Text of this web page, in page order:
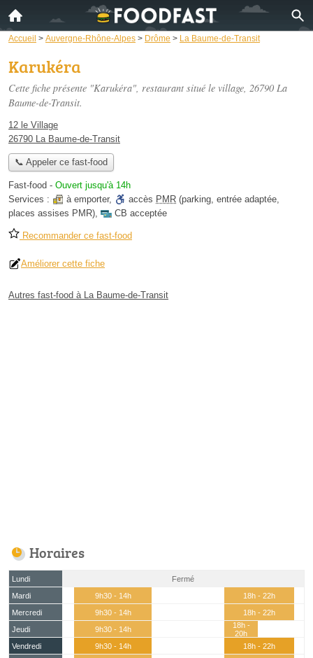
Accueil > Auvergne-Rhône-Alpes > Drôme > La Baume-de-Transit
Karukéra
Cette fiche présente "Karukéra", restaurant situé le village, 26790 La
Baume-de-Transit.
12 le Village
26790 La Baume-de-Transit
📞 Appeler ce fast-food
Fast-food - Ouvert jusqu'à 14h
Services :
à emporter, accès PMR (parking, entrée adaptée,
places assises PMR), CB acceptée
Recommander ce fast-food
Améliorer cette fiche
Autres fast-food à La Baume-de-Transit
Horaires
Lundi
Fermé
Mardi
9h30 - 14h
18h - 22h
Mercredi
9h30 - 14h
18h - 22h
Jeudi
9h30 - 14h
18h -
20h
Vendredi
9h30 - 14h
18h - 22h